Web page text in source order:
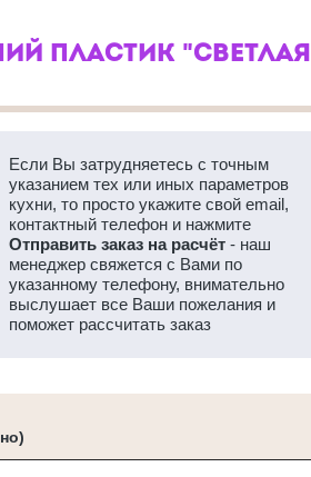
ПЛАСТИК "СВЕТЛАЯ
Если Вы затрудняетесь с точным
указанием тех или иных параметров
кухни, то просто укажите свой email,
контактный телефон и нажмите
Отправить заказ на расчёт- наш
менеджер свяжется с Вами по
указанному телефону, внимательно
выслушает все Ваши пожелания и
поможет рассчитать заказ